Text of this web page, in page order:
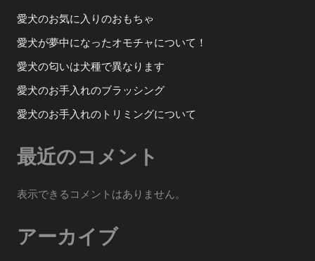
送
り
愛犬のお気に入りのおもちゃ
愛犬が夢中になったオモチャについて！
愛犬の匂いは犬種で異なります
愛犬のお手入れのブラッシング
愛犬のお手入れのトリミングについて
最近のコメント
表示できるコメントはありません。
アーカイブ